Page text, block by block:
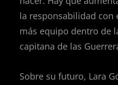
la responsabilidad con
más equipo dentro de
capitana de las
Sobre su futuro, Lara